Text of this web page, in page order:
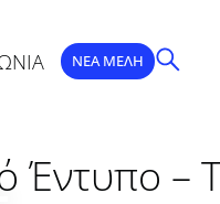
ΝΕΑ ΜΕΛΗ
–